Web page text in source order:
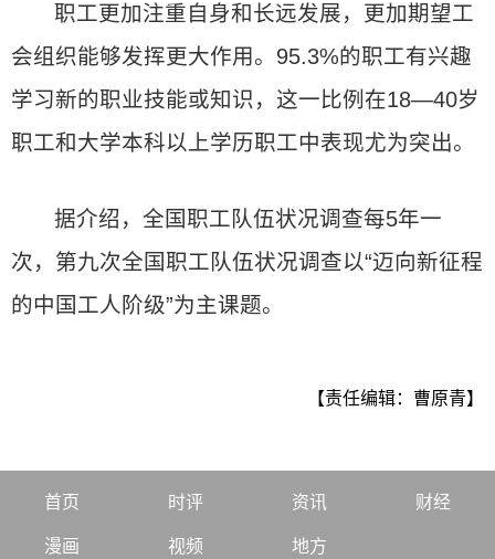
职工更加注重自身和长远发展，更加期望工
会组织能够发挥更大作用。95.3%的职工有兴趣
学习新的职业技能或知识，这一比例在18—40岁
职工和大学本科以上学历职工中表现尤为突出。
据介绍，全国职工队伍状况调查每5年一
次，第九次全国职工队伍状况调查以“迈向新征程
的中国工人阶级”为主课题。
【责任编辑：曹原青】
首页 时评 资讯 财经
漫画 视频 地方